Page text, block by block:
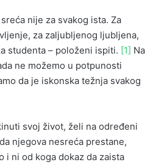
nije za svakog ista. Za
za zaljubljenog ljubljena,
studenta – položeni ispiti. [1] Na
ne možemo u potpunosti
da je iskonska težnja svakog
svoj život, želi na određeni
njegova nesreća prestane,
i ni od koga dokaz da zaista